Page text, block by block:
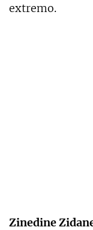
extremo.
Zinedine